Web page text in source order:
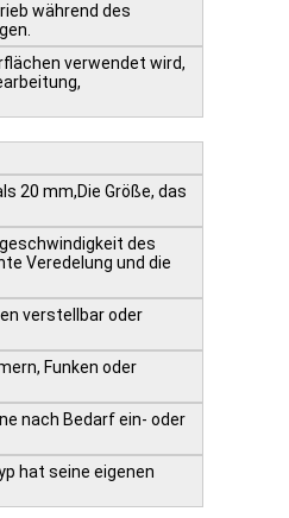
während des
verwendet wird,
20 mm,Die Größe, das
des
Veredelung und die
verstellbar oder
Funken oder
nach Bedarf ein- oder
hat seine eigenen